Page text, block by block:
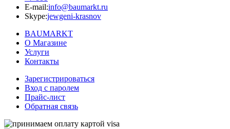
E-mail:info@baumarkt.ru
Skype:jewgeni-krasnov
BAUMARKT
О Магазине
Услуги
Контакты
Зарегистрироваться
Вход с паролем
Прайс-лист
Обратная связь